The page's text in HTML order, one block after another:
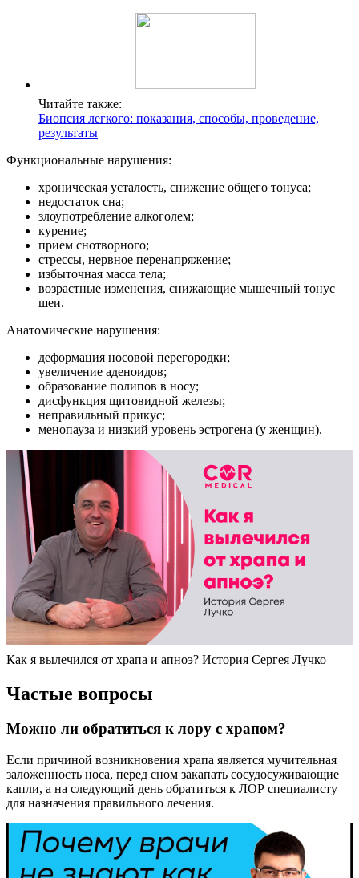
Читайте также:
Биопсия легкого: показания, способы, проведение,
результаты
Функциональные нарушения:
хроническая усталость, снижение общего тонуса;
недостаток сна;
злоупотребление алкоголем;
курение;
прием снотворного;
стрессы, нервное перенапряжение;
избыточная масса тела;
возрастные изменения, снижающие мышечный тонус
шеи.
Анатомические нарушения:
деформация носовой перегородки;
увеличение аденоидов;
образование полипов в носу;
дисфункция щитовидной железы;
неправильный прикус;
менопауза и низкий уровень эстрогена (у женщин).
Как я вылечился от храпа и апноэ? История Сергея Лучко
Частые вопросы
Можно ли обратиться к лору с храпом?
Если причиной возникновения храпа является мучительная
заложенность носа, перед сном закапать сосудосуживающие
капли, а на следующий день обратиться к ЛОР специалисту
для назначения правильного лечения.